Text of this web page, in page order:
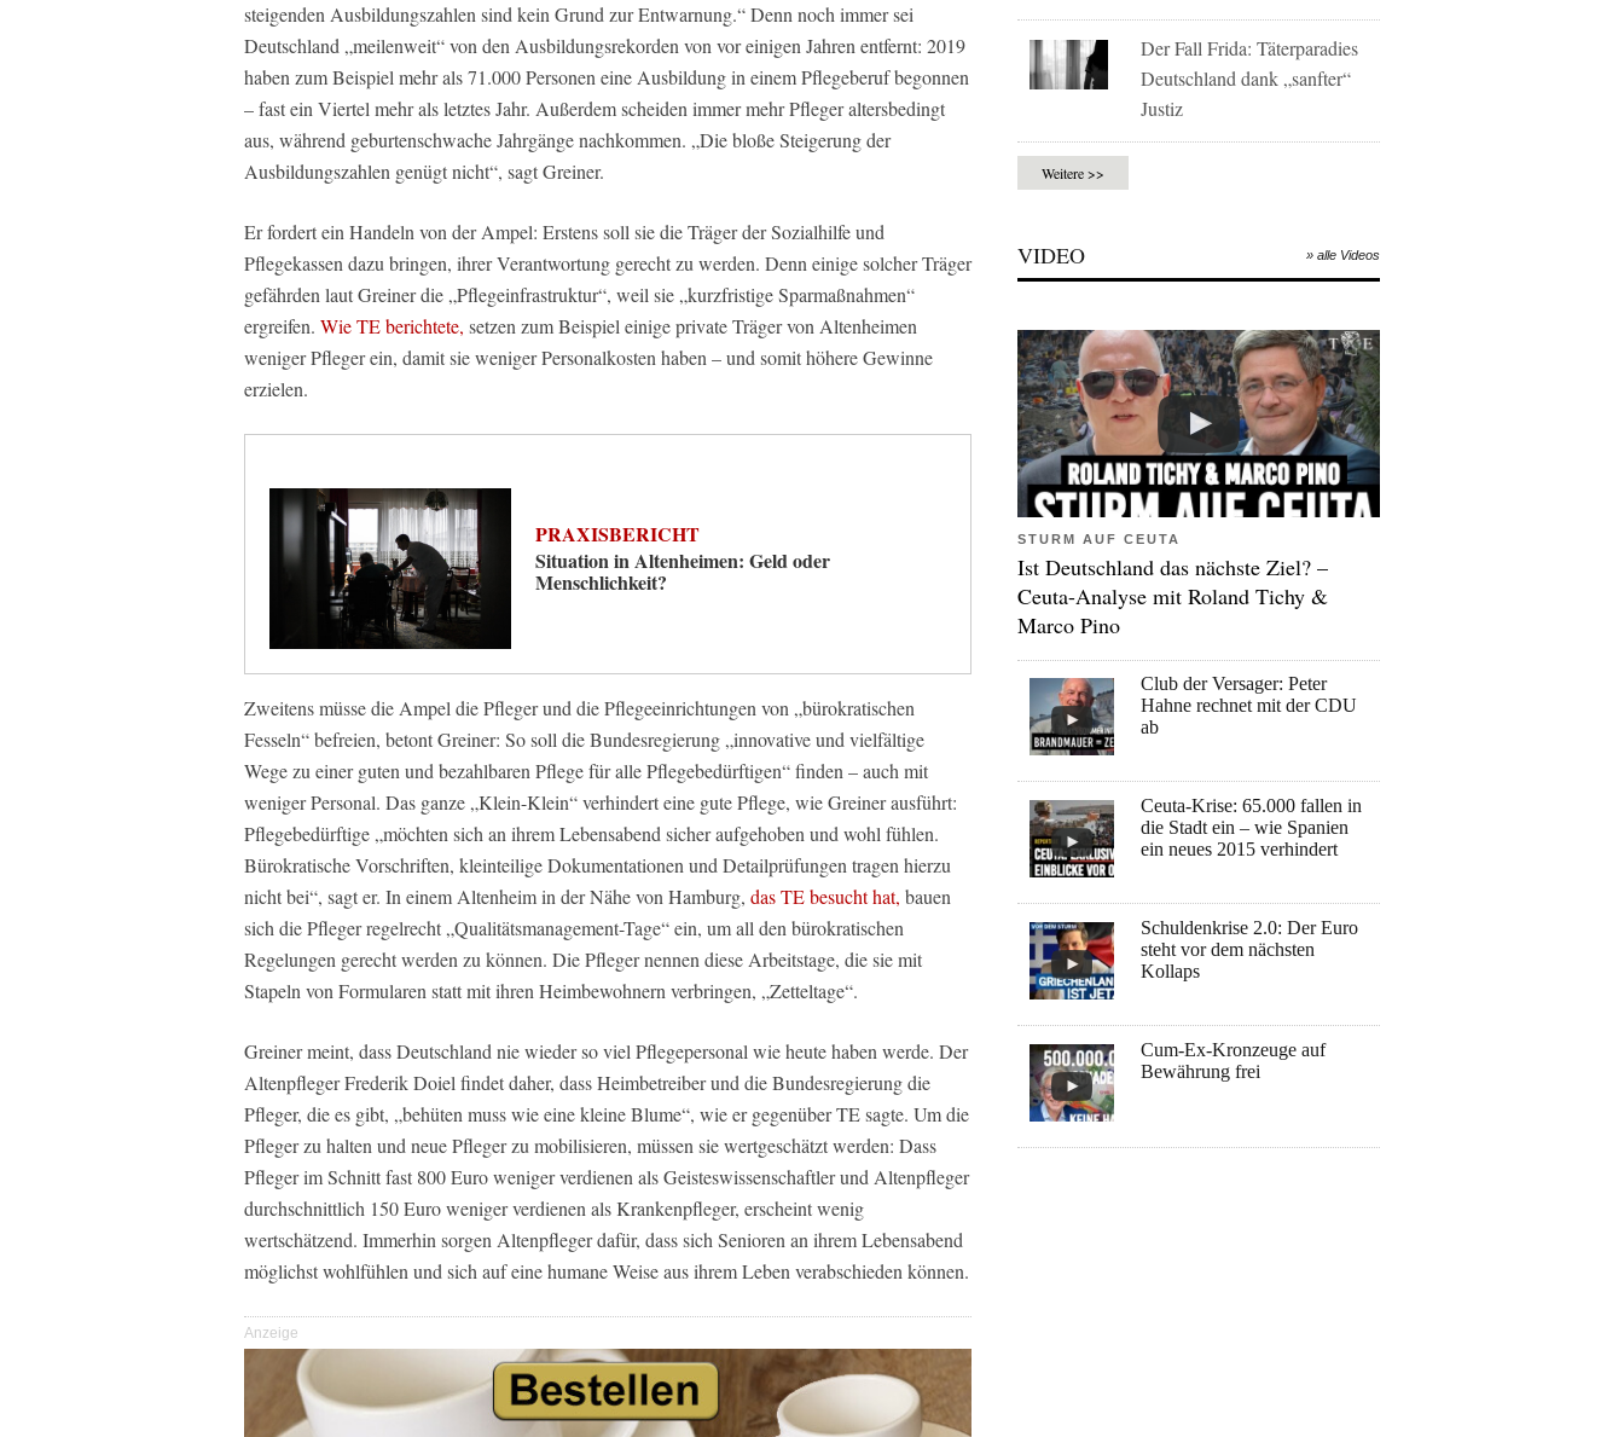
steigenden Ausbildungszahlen sind kein Grund zur Entwarnung.“ Denn noch immer sei
Deutschland „meilenweit“ von den Ausbildungsrekorden von vor einigen Jahren entfernt: 2019
haben zum Beispiel mehr als 71.000 Personen eine Ausbildung in einem Pflegeberuf begonnen
– fast ein Viertel mehr als letztes Jahr. Außerdem scheiden immer mehr Pfleger altersbedingt
aus, während geburtenschwache Jahrgänge nachkommen. „Die bloße Steigerung der
Ausbildungszahlen genügt nicht“, sagt Greiner.
Er fordert ein Handeln von der Ampel: Erstens soll sie die Träger der Sozialhilfe und
Pflegekassen dazu bringen, ihrer Verantwortung gerecht zu werden. Denn einige solcher Träger
gefährden laut Greiner die „Pflegeinfrastruktur“, weil sie „kurzfristige Sparmaßnahmen“
ergreifen. Wie TE berichtete, setzen zum Beispiel einige private Träger von Altenheimen
weniger Pfleger ein, damit sie weniger Personalkosten haben – und somit höhere Gewinne
erzielen.
PRAXISBERICHT
Situation in Altenheimen: Geld oder
Menschlichkeit?
Zweitens müsse die Ampel die Pfleger und die Pflegeeinrichtungen von „bürokratischen
Fesseln“ befreien, betont Greiner: So soll die Bundesregierung „innovative und vielfältige
Wege zu einer guten und bezahlbaren Pflege für alle Pflegebedürftigen“ finden – auch mit
weniger Personal. Das ganze „Klein-Klein“ verhindert eine gute Pflege, wie Greiner ausführt:
Pflegebedürftige „möchten sich an ihrem Lebensabend sicher aufgehoben und wohl fühlen.
Bürokratische Vorschriften, kleinteilige Dokumentationen und Detailprüfungen tragen hierzu
nicht bei“, sagt er. In einem Altenheim in der Nähe von Hamburg, das TE besucht hat, bauen
sich die Pfleger regelrecht „Qualitätsmanagement-Tage“ ein, um all den bürokratischen
Regelungen gerecht werden zu können. Die Pfleger nennen diese Arbeitstage, die sie mit
Stapeln von Formularen statt mit ihren Heimbewohnern verbringen, „Zetteltage“.
Greiner meint, dass Deutschland nie wieder so viel Pflegepersonal wie heute haben werde. Der
Altenpfleger Frederik Doiel findet daher, dass Heimbetreiber und die Bundesregierung die
Pfleger, die es gibt, „behüten muss wie eine kleine Blume“, wie er gegenüber TE sagte. Um die
Pfleger zu halten und neue Pfleger zu mobilisieren, müssen sie wertgeschätzt werden: Dass
Pfleger im Schnitt fast 800 Euro weniger verdienen als Geisteswissenschaftler und Altenpfleger
durchschnittlich 150 Euro weniger verdienen als Krankenpfleger, erscheint wenig
wertschätzend. Immerhin sorgen Altenpfleger dafür, dass sich Senioren an ihrem Lebensabend
möglichst wohlfühlen und sich auf eine humane Weise aus ihrem Leben verabschieden können.
Anzeige
Der Fall Frida: Täterparadies
Deutschland dank „sanfter“
Justiz
Weitere >>
VIDEO » alle Videos
STURM AUF CEUTA
Ist Deutschland das nächste Ziel? –
Ceuta-Analyse mit Roland Tichy &
Marco Pino
Club der Versager: Peter
Hahne rechnet mit der CDU
ab
Ceuta-Krise: 65.000 fallen in
die Stadt ein – wie Spanien
ein neues 2015 verhindert
Schuldenkrise 2.0: Der Euro
steht vor dem nächsten
Kollaps
Cum-Ex-Kronzeuge auf
Bewährung frei